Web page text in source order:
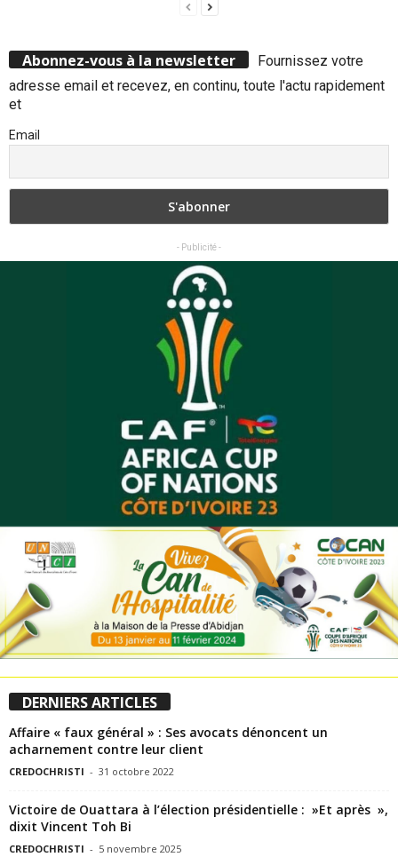
Abonnez-vous à la newsletter
Fournissez votre
adresse email et recevez, en continu, toute l'actu rapidement
et
Email
- Publicité -
DERNIERS ARTICLES
Affaire « faux général » : Ses avocats dénoncent un
acharnement contre leur client
CREDOCHRISTI - 31 octobre 2022
Victoire de Ouattara à l’élection présidentielle : »Et après »,
dixit Vincent Toh Bi
CREDOCHRISTI - 5 novembre 2025